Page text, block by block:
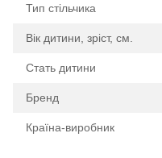
Тип стільчика
Вік дитини, зріст, см.
Стать дитини
Бренд
Країна-виробник